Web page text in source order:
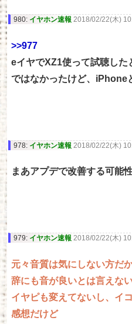
980: イヤホン速報 2018/02/22(木)
>>977
eイヤでXZ1使って試聴した
ではなかったけど、iPhone
978: イヤホン速報 2018/02/22(木)
まあアプデで改善する可能
979: イヤホン速報 2018/02/22(木)
元々音質は気にしない方だ
辞にも音が良いとは言えな
イヤピも変えてないし、イ
感想だけど